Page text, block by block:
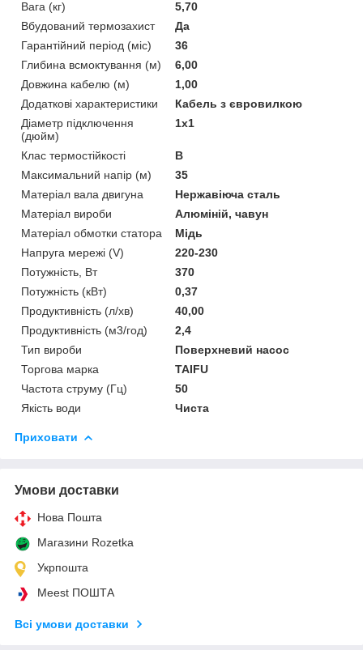
Вага (кг)
5,70
Вбудований термозахист
Да
Гарантійний період (міс)
36
Глибина всмоктування (м)
6,00
Довжина кабелю (м)
1,00
Додаткові характеристики
Кабель з євровилкою
Діаметр підключення
(дюйм)
1х1
Клас термостійкості
B
Максимальний напір (м)
35
Матеріал вала двигуна
Нержавіюча сталь
Матеріал вироби
Алюміній, чавун
Матеріал обмотки статора
Мідь
Напруга мережі (V)
220-230
Потужність, Вт
370
Потужність (кВт)
0,37
Продуктивність (л/хв)
40,00
Продуктивність (м3/год)
2,4
Тип вироби
Поверхневий насос
Торгова марка
TAIFU
Частота струму (Гц)
50
Якість води
Чиста
Приховати
Умови доставки
Нова Пошта
Магазини Rozetka
Укрпошта
Meest ПОШТА
Всі умови доставки